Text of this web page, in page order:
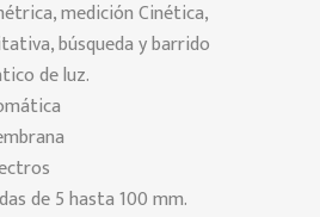
medición Cinética,
búsqueda y barrido
de luz.
de 5 hasta 100 mm.